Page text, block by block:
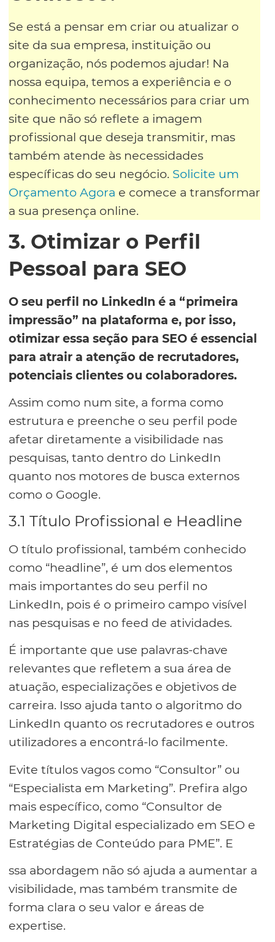
Se está a pensar em criar ou atualizar o
site da sua empresa, instituição ou
organização, nós podemos ajudar! Na
nossa equipa, temos a experiência e o
conhecimento necessários para criar um
site que não só reflete a imagem
profissional que deseja transmitir, mas
também atende às necessidades
específicas do seu negócio. Solicite um
Orçamento Agora e comece a transformar
a sua presença online.
3. Otimizar o Perfil
Pessoal para SEO
O seu perfil no LinkedIn é a “primeira
impressão” na plataforma e, por isso,
otimizar essa seção para SEO é essencial
para atrair a atenção de recrutadores,
potenciais clientes ou colaboradores.
Assim como num site, a forma como
estrutura e preenche o seu perfil pode
afetar diretamente a visibilidade nas
pesquisas, tanto dentro do LinkedIn
quanto nos motores de busca externos
como o Google.
3.1 Título Profissional e Headline
O título profissional, também conhecido
como “headline”, é um dos elementos
mais importantes do seu perfil no
LinkedIn, pois é o primeiro campo visível
nas pesquisas e no feed de atividades.
É importante que use palavras-chave
relevantes que refletem a sua área de
atuação, especializações e objetivos de
carreira. Isso ajuda tanto o algoritmo do
LinkedIn quanto os recrutadores e outros
utilizadores a encontrá-lo facilmente.
Evite títulos vagos como “Consultor” ou
“Especialista em Marketing”. Prefira algo
mais específico, como “Consultor de
Marketing Digital especializado em SEO e
Estratégias de Conteúdo para PME”. E
ssa abordagem não só ajuda a aumentar a
visibilidade, mas também transmite de
forma clara o seu valor e áreas de
expertise.